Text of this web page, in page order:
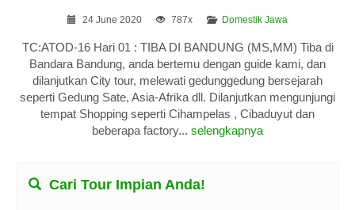
24 June 2020 787x Domestik Jawa
TC:ATOD-16 Hari 01 : TIBA DI BANDUNG (MS,MM) Tiba di
Bandara Bandung, anda bertemu dengan guide kami, dan
dilanjutkan City tour, melewati gedunggedung bersejarah
seperti Gedung Sate, Asia-Afrika dll. Dilanjutkan mengunjungi
tempat Shopping seperti Cihampelas , Cibaduyut dan
beberapa factory... selengkapnya
Cari Tour Impian Anda!